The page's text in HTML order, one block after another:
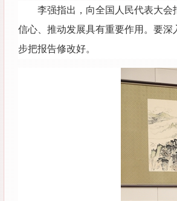
李强指出，向全国人民代表大
信心、推动发展具有重要作用。要
步把报告修改好。